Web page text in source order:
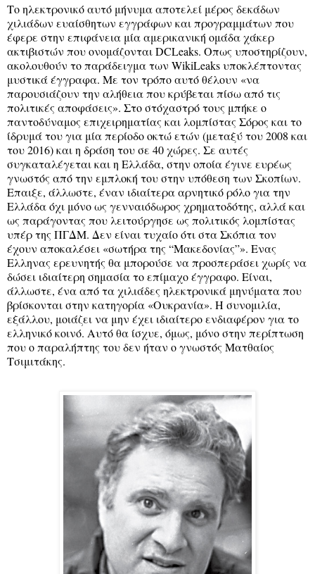
Το ηλεκτρονικό αυτό μήνυμα αποτελεί μέρος δεκάδων
χιλιάδων ευαίσθητων εγγράφων και προγραμμάτων που
έφερε στην επιφάνεια μία αμερικανική ομάδα χάκερ
ακτιβιστών που ονομάζονται DCLeaks. Οπως υποστηρίζουν,
ακολουθούν το παράδειγμα των WikiLeaks υποκλέπτοντας
μυστικά έγγραφα. Με τον τρόπο αυτό θέλουν «να
παρουσιάζουν την αλήθεια που κρύβεται πίσω από τις
πολιτικές αποφάσεις». Στο στόχαστρό τους μπήκε ο
παντοδύναμος επιχειρηματίας και λομπίστας Σόρος και το
ίδρυμά του για μία περίοδο οκτώ ετών (μεταξύ του 2008 και
του 2016) και η δράση του σε 40 χώρες. Σε αυτές
συγκαταλέγεται και η Ελλάδα, στην οποία έγινε ευρέως
γνωστός από την εμπλοκή του στην υπόθεση των Σκοπίων.
Επαιξε, άλλωστε, έναν ιδιαίτερα αρνητικό ρόλο για την
Ελλάδα όχι μόνο ως γενναιόδωρος χρηματοδότης, αλλά και
ως παράγοντας που λειτούργησε ως πολιτικός λομπίστας
υπέρ της ΠΓΔΜ. Δεν είναι τυχαίο ότι στα Σκόπια τον
έχουν αποκαλέσει «σωτήρα της “Μακεδονίας”». Ενας
Ελληνας ερευνητής θα μπορούσε να προσπεράσει χωρίς να
δώσει ιδιαίτερη σημασία το επίμαχο έγγραφο. Είναι,
άλλωστε, ένα από τα χιλιάδες ηλεκτρονικά μηνύματα που
βρίσκονται στην κατηγορία «Ουκρανία». Η συνομιλία,
εξάλλου, μοιάζει να μην έχει ιδιαίτερο ενδιαφέρον για το
ελληνικό κοινό. Αυτό θα ίσχυε, όμως, μόνο στην περίπτωση
που ο παραλήπτης του δεν ήταν ο γνωστός Ματθαίος
Τσιμιτάκης.